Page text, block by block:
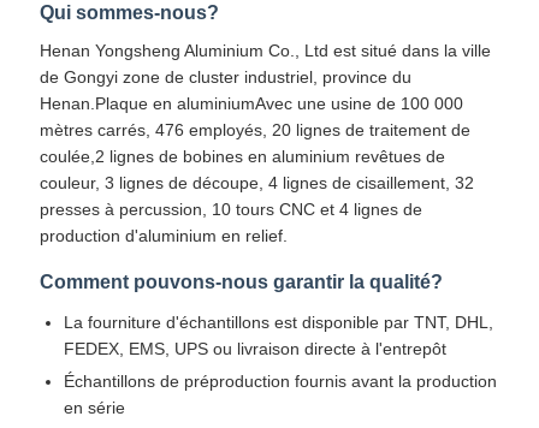
Qui sommes-nous?
Henan Yongsheng Aluminium Co., Ltd est situé dans la ville
de Gongyi zone de cluster industriel, province du
Henan.Plaque en aluminiumAvec une usine de 100 000
mètres carrés, 476 employés, 20 lignes de traitement de
coulée,2 lignes de bobines en aluminium revêtues de
couleur, 3 lignes de découpe, 4 lignes de cisaillement, 32
presses à percussion, 10 tours CNC et 4 lignes de
production d'aluminium en relief.
Comment pouvons-nous garantir la qualité?
La fourniture d'échantillons est disponible par TNT, DHL,
FEDEX, EMS, UPS ou livraison directe à l'entrepôt
Échantillons de préproduction fournis avant la production
en série